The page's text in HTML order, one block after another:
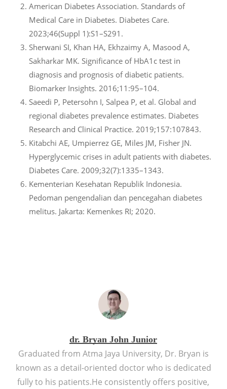
American Diabetes Association. Standards of
Medical Care in Diabetes. Diabetes Care.
2023;46(Suppl 1):S1–S291.
Sherwani SI, Khan HA, Ekhzaimy A, Masood A,
Sakharkar MK. Significance of HbA1c test in
diagnosis and prognosis of diabetic patients.
Biomarker Insights. 2016;11:95–104.
Saeedi P, Petersohn I, Salpea P, et al. Global and
regional diabetes prevalence estimates. Diabetes
Research and Clinical Practice. 2019;157:107843.
Kitabchi AE, Umpierrez GE, Miles JM, Fisher JN.
Hyperglycemic crises in adult patients with diabetes.
Diabetes Care. 2009;32(7):1335–1343.
Kementerian Kesehatan Republik Indonesia.
Pedoman pengendalian dan pencegahan diabetes
melitus. Jakarta: Kemenkes RI; 2020.
dr. Bryan John Junior
Graduated from Atma Jaya University, Dr. Bryan is
known as a detail-oriented doctor who is dedicated
fully to his patients.He consistently offers positive,